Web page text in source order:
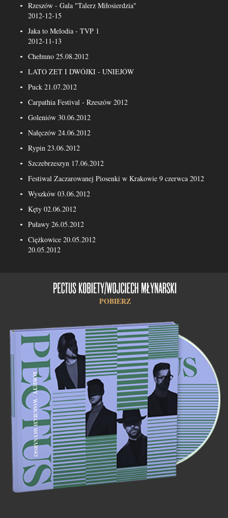
Rzeszów - Gala "Talerz Miłosierdzia"
2012-12-15
Jaka to Melodia - TVP 1
2012-11-13
Chełmno 25.08.2012
LATO ZET I DWÓJKI - UNIEJÓW
Puck 21.07.2012
Carpathia Festival - Rzeszów 2012
Goleniów 30.06.2012
Nałęczów 24.06.2012
Rypin 23.06.2012
Szczebrzeszyn 17.06.2012
Festiwal Zaczarowanej Piosenki w Krakowie 9 czerwca 2012
Wyszków 03.06.2012
Kęty 02.06.2012
Puławy 26.05.2012
Ciężkowice 20.05.2012
20.05.2012
POBIERZ